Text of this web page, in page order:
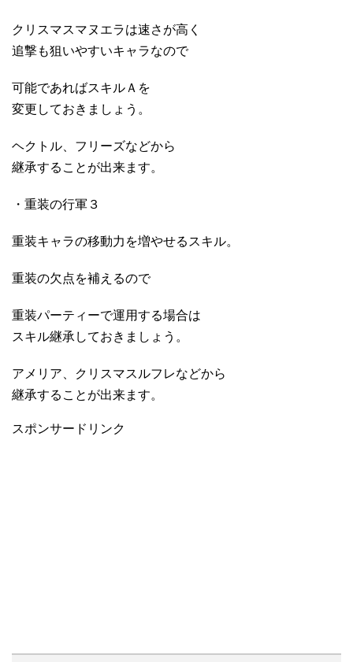
クリスマスマヌエラは速さが高く
追撃も狙いやすいキャラなので
可能であればスキルＡを
変更しておきましょう。
ヘクトル、フリーズなどから
継承することが出来ます。
・重装の行軍３
重装キャラの移動力を増やせるスキル。
重装の欠点を補えるので
重装パーティーで運用する場合は
スキル継承しておきましょう。
アメリア、クリスマスルフレなどから
継承することが出来ます。
スポンサードリンク